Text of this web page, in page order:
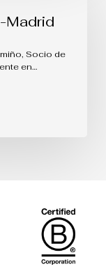
Madrid
Socio de
en…